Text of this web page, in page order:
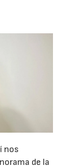
nos
de la